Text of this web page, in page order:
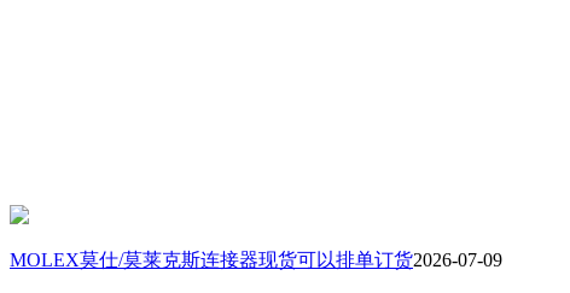
MOLEX莫仕/莫莱克斯连接器现货可以排单订货2026-07-09